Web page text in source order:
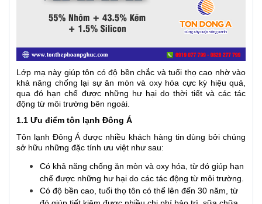
Lớp mạ này giúp tôn có độ bền chắc và tuổi thọ cao nhờ vào
khả năng chống lại sự ăn mòn và oxy hóa cực kỳ hiệu quả,
qua đó hạn chế được những hư hại do thời tiết và các tác
động từ môi trường bên ngoài.
1.1 Ưu điểm tôn lạnh Đông Á
Tôn lạnh Đông Á được nhiều khách hàng tin dùng bởi chúng
sở hữu những đặc tính ưu việt như sau:
Có khả năng chống ăn mòn và oxy hóa, từ đó giúp hạn
chế được những hư hại do các tác động từ môi trường.
Có độ bền cao, tuổi thọ tôn có thể lên đến 30 năm, từ